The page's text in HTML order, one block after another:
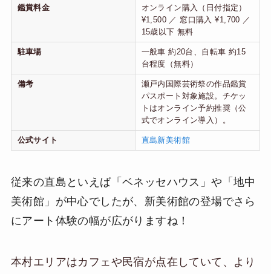
鑑賞料金
オンライン購入（日付指定）
¥1,500 ／ 窓口購入 ¥1,700 ／
15歳以下 無料
駐車場
一般車 約20台、自転車 約15
台程度（無料）
備考
瀬戸内国際芸術祭の作品鑑賞
パスポート対象施設。チケッ
トはオンライン予約推奨（公
式でオンライン導入）。
公式サイト 直島新美術館
従来の直島といえば「ベネッセハウス」や「地中
美術館」が中心でしたが、新美術館の登場でさら
にアート体験の幅が広がりますね！
本村エリアはカフェや民宿が点在していて、より